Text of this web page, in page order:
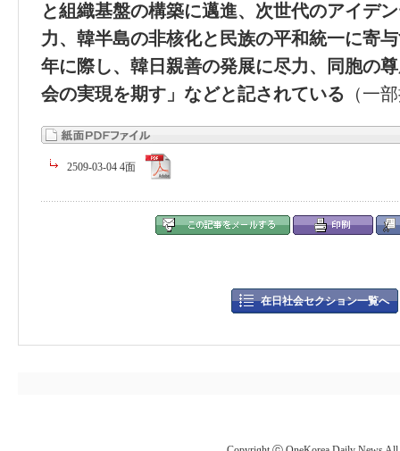
と組織基盤の構築に邁進、次世代のアイデ
力、韓半島の非核化と民族の平和統一に寄
年に際し、韓日親善の発展に尽力、同胞の
会の実現を期す」などと記されている （一
2509-03-04 4面
在日社会セクション一覧へ